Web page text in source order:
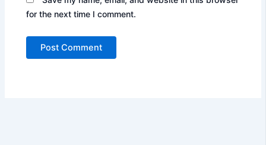
for the next time I comment.